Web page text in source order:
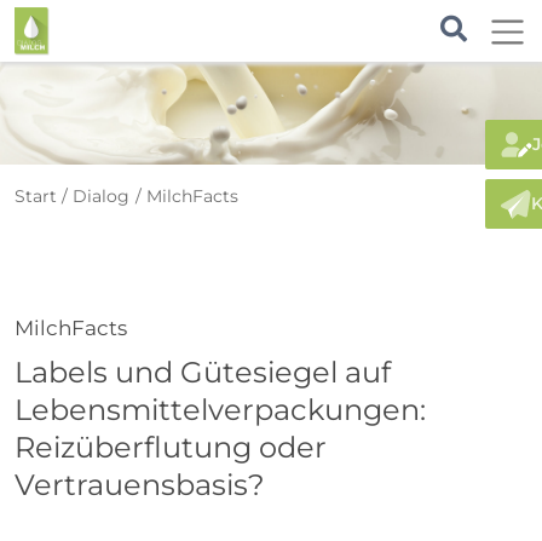
Start Dialog MilchFacts
MilchFacts
Labels und Gütesiegel auf
Lebensmittelverpackungen:
Reizüberflutung oder
Vertrauensbasis?